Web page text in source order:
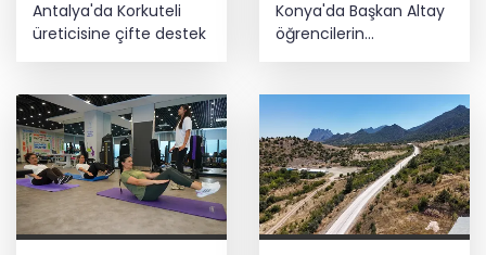
Erciyes'te buluşturacak
'sanal kumar' alarmı!
Antalya'da Korkuteli
üreticisine çifte destek
Konya'da Başkan Altay
öğrencilerin